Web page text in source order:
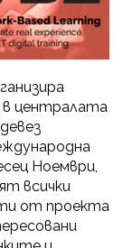
в централата
Ноември,
всички
от проекта